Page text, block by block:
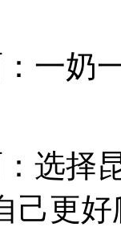
一奶
选择
己更